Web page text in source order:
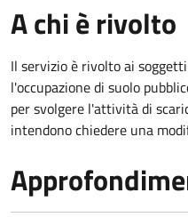
A chi è rivolto
Il servizio è rivolto ai
l'occupazione di suolo
per svolgere l'attività di
intendono chiedere una